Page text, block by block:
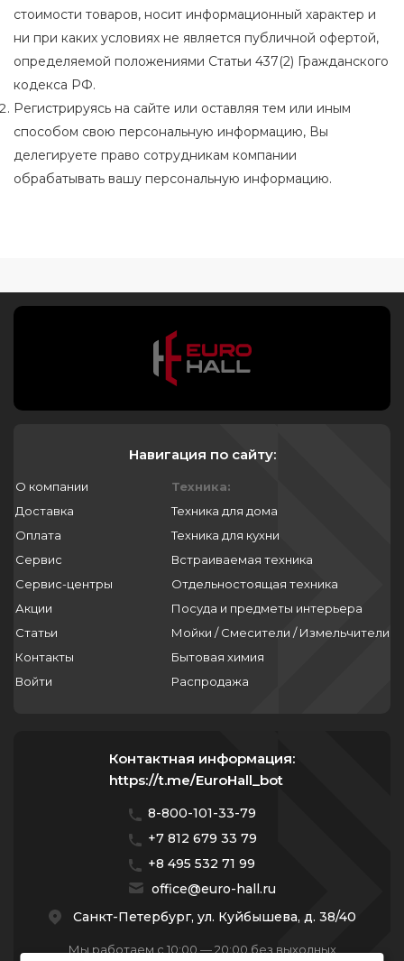
стоимости товаров, носит информационный характер и
ни при каких условиях не является публичной офертой,
определяемой положениями Статьи 437(2) Гражданского
кодекса РФ.
Регистрируясь на сайте или оставляя тем или иным
способом свою персональную информацию, Вы
делегируете право сотрудникам компании
обрабатывать вашу персональную информацию.
Навигация по сайту:
О компании
Доставка
Оплата
Сервис
Сервис-центры
Акции
Статьи
Контакты
Войти
Техника:
Техника для дома
Техника для кухни
Встраиваемая техника
Отдельностоящая техника
Посуда и предметы интерьера
Мойки / Смесители / Измельчители
Бытовая химия
Распродажа
Контактная информация:
https://t.me/EuroHall_bot
8-800-101-33-79
+7 812 679 33 79
+8 495 532 71 99
office@euro-hall.ru
Санкт-Петербург, ул. Куйбышева, д. 38/40
Мы работаем с 10:00 — 20:00 без выходных